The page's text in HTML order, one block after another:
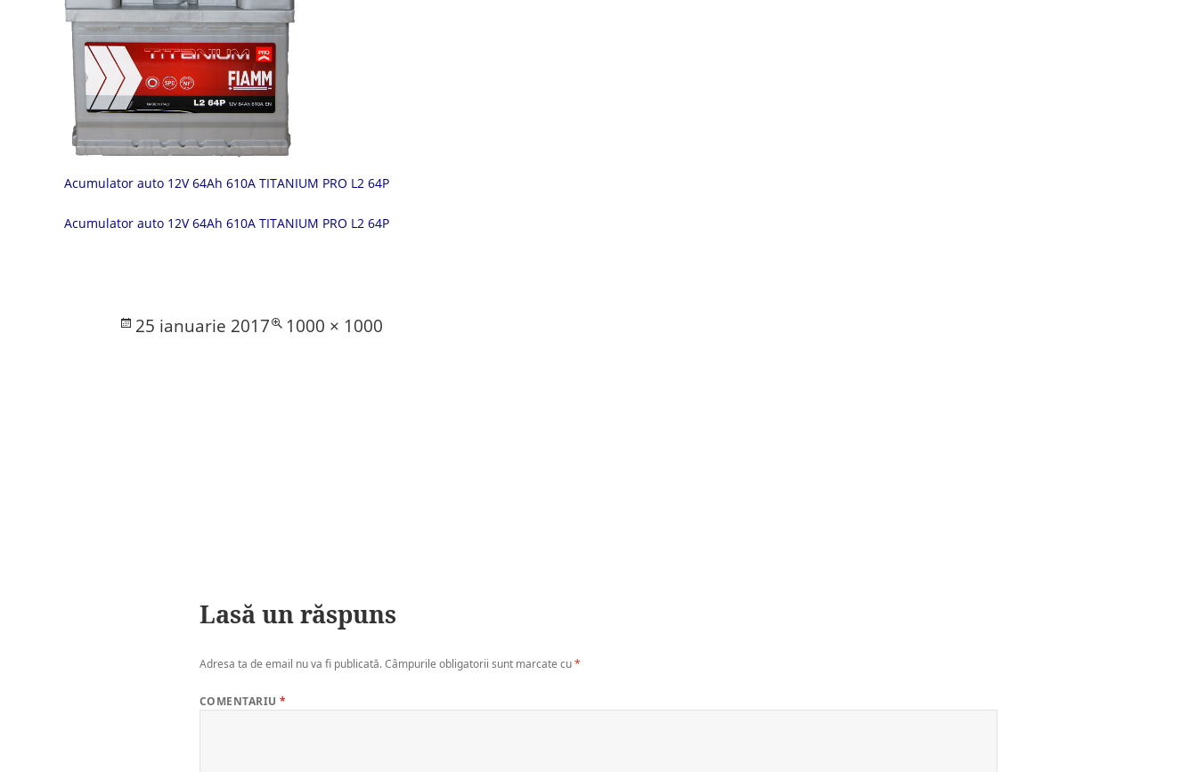
Fotovoltaice
Acumulator auto 12V 64Ah 610A TITANIUM PRO L2 64P
Acumulator auto 12V 64Ah 610A TITANIUM PRO L2 64P
Posted
25 ianuarie 2017
Full
1000 × 1000
Lasă un răspuns
Adresa ta de email nu va fi publicată.Câmpurile obligatorii sunt marcate cu*
COMENTARIU*